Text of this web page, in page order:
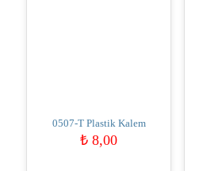
0507-T Plastik Kalem
₺ 8,00